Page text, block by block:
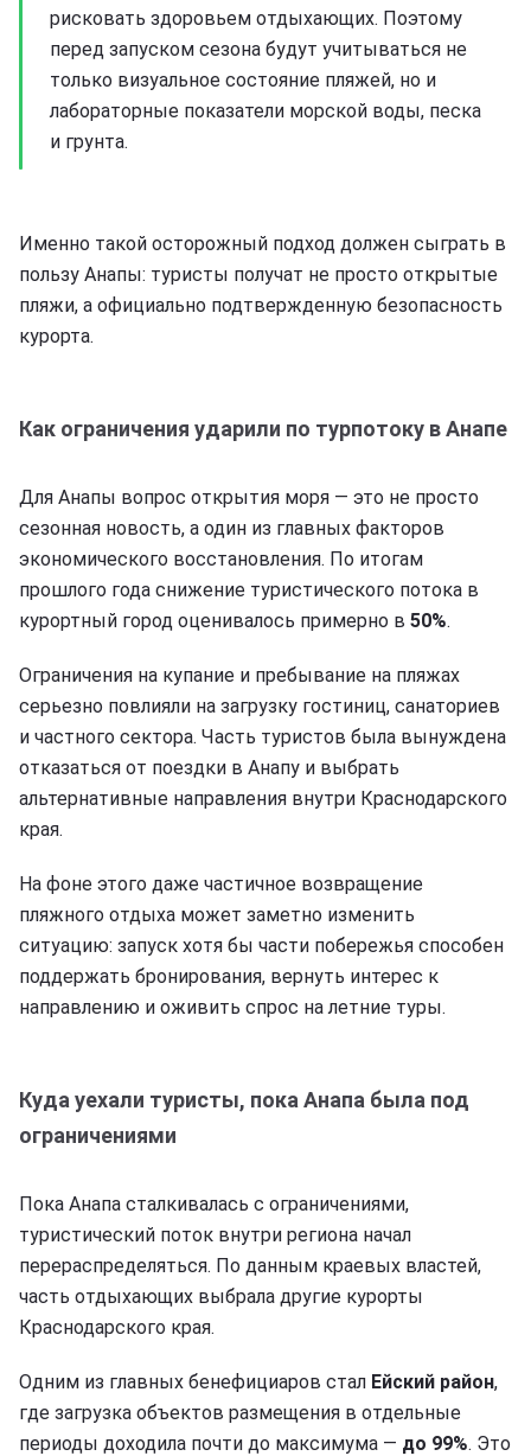
рисковать здоровьем отдыхающих. Поэтому
перед запуском сезона будут учитываться не
только визуальное состояние пляжей, но и
лабораторные показатели морской воды, песка
и грунта.
Именно такой осторожный подход должен сыграть в
пользу Анапы: туристы получат не просто открытые
пляжи, а официально подтвержденную безопасность
курорта.
Как ограничения ударили по турпотоку в Анапе
Для Анапы вопрос открытия моря — это не просто
сезонная новость, а один из главных факторов
экономического восстановления. По итогам
прошлого года снижение туристического потока в
курортный город оценивалось примерно в 50%.
Ограничения на купание и пребывание на пляжах
серьезно повлияли на загрузку гостиниц, санаториев
и частного сектора. Часть туристов была вынуждена
отказаться от поездки в Анапу и выбрать
альтернативные направления внутри Краснодарского
края.
На фоне этого даже частичное возвращение
пляжного отдыха может заметно изменить
ситуацию: запуск хотя бы части побережья способен
поддержать бронирования, вернуть интерес к
направлению и оживить спрос на летние туры.
Куда уехали туристы, пока Анапа была под
ограничениями
Пока Анапа сталкивалась с ограничениями,
туристический поток внутри региона начал
перераспределяться. По данным краевых властей,
часть отдыхающих выбрала другие курорты
Краснодарского края.
Одним из главных бенефициаров стал Ейский район,
где загрузка объектов размещения в отдельные
периоды доходила почти до максимума — до 99%. Это